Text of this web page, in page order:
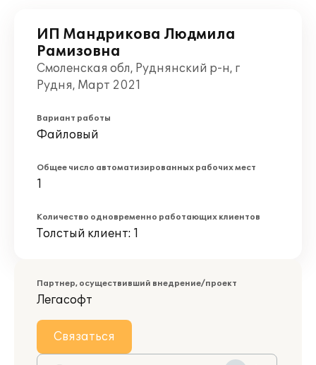
ИП Мандрикова Людмила
Рамизовна
Смоленская обл, Руднянский р-н, г
Рудня, Март 2021
Вариант работы
Файловый
Общее число автоматизированных рабочих мест
1
Количество одновременно работающих клиентов
Толстый клиент: 1
Партнер, осуществивший внедрение/проект
Легасофт
Связаться